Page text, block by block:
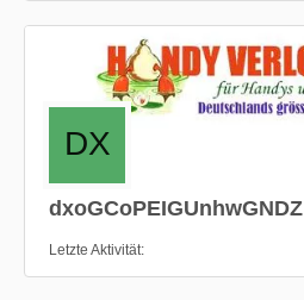
dxoGCoPEIGUnhwGNDZ
Letzte Aktivität